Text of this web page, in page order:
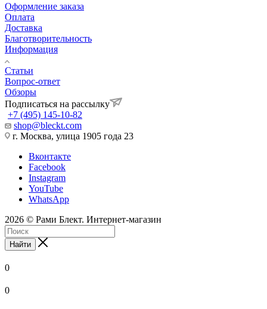
Оформление заказа
Оплата
Доставка
Благотворительность
Информация
Статьи
Вопрос-ответ
Обзоры
Подписаться на рассылку
+7 (495) 145-10-82
shop@bleckt.com
г. Москва, улица 1905 года 23
Вконтакте
Facebook
Instagram
YouTube
WhatsApp
2026 © Рами Блект. Интернет-магазин
Найти
0
0